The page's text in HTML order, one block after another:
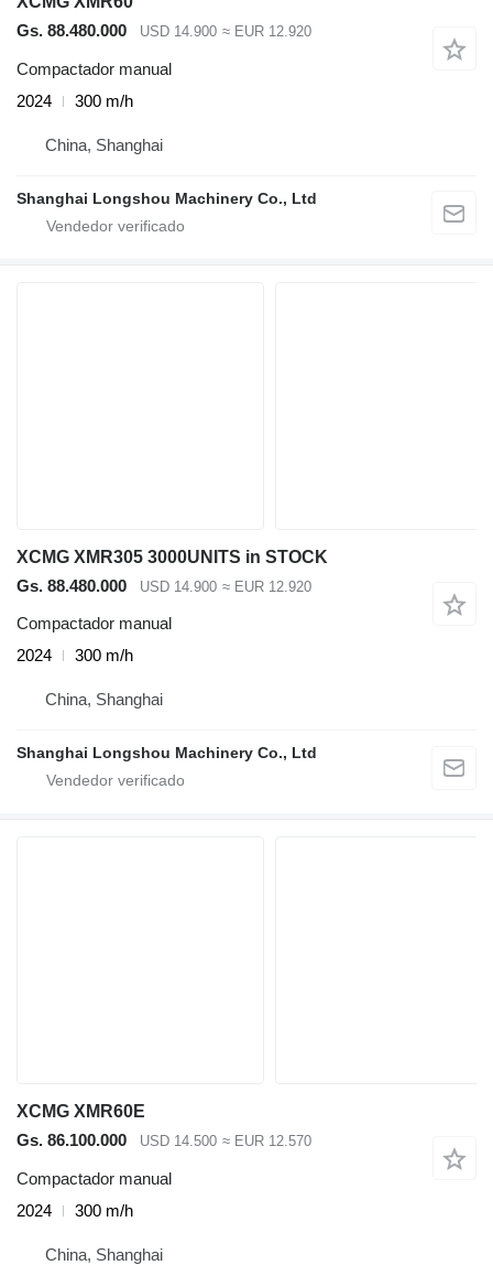
Gs. 88.480.000
USD 14.900 ≈ EUR 12.920
Compactador manual
2024
300 m/h
China, Shanghai
Shanghai Longshou Machinery Co., Ltd
XCMG XMR305 3000UNITS in STOCK
Gs. 88.480.000
USD 14.900 ≈ EUR 12.920
Compactador manual
2024
300 m/h
China, Shanghai
Shanghai Longshou Machinery Co., Ltd
XCMG XMR60E
Gs. 86.100.000
USD 14.500 ≈ EUR 12.570
Compactador manual
2024
300 m/h
China, Shanghai